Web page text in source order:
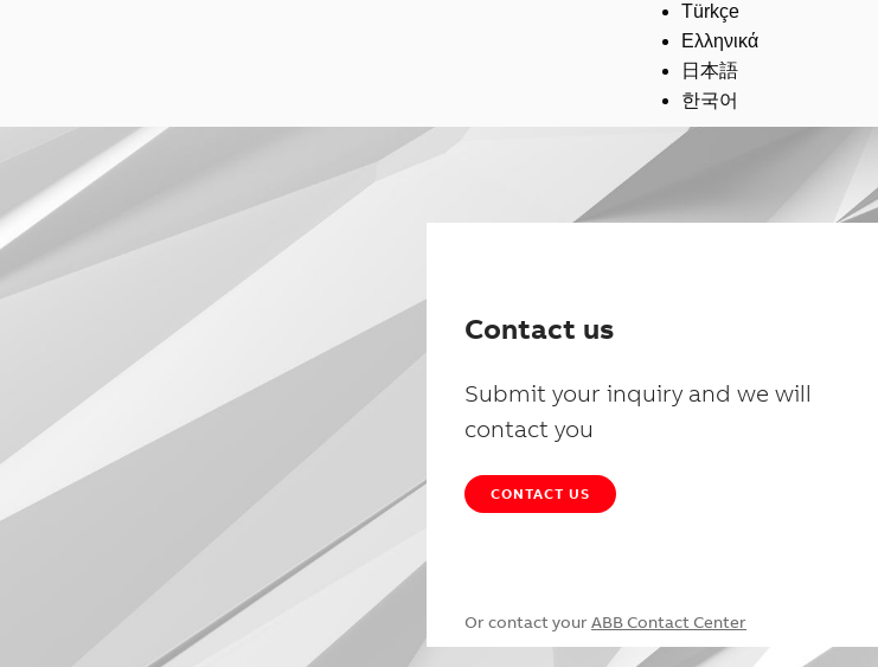
Türkçe
Ελληνικά
日本語
한국어
Contact us
Submit your inquiry and we will
contact you
CONTACT US
Or contact your ABB Contact Center